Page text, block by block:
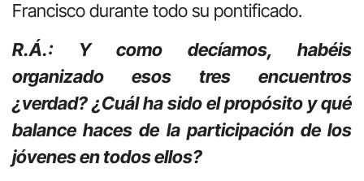
Francisco durante todo su pontificado.
R.Á.: Y como decíamos, habéis
organizado esos tres encuentros
¿verdad? ¿Cuál ha sido el propósito y qué
balance haces de la participación de los
jóvenes en todos ellos?